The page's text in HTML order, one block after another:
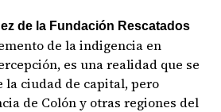
de la Fundación Rescatados
de la indigencia en
es una realidad que se
la ciudad de capital, pero
de Colón y otras regiones del